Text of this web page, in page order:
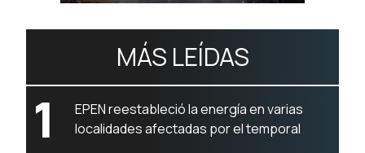
MÁS LEÍDAS
1
EPEN reestableció la energía en varias
localidades afectadas por el temporal